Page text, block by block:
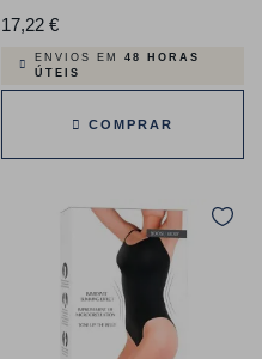
17,22 €Preço
ENVIOS EM 48 HORAS
ÚTEIS
COMPRAR